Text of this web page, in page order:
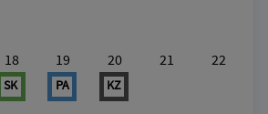
18
SK
19
PA
20
KZ
21 22